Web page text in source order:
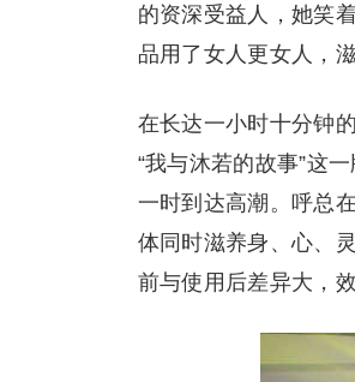
的资深受益人，她笑
品用了女人更女人，
在长达一小时十分钟
“我与沐若的故事”这
一时到达高潮。呼总
体同时滋养身、心、
前与使用后差异大，